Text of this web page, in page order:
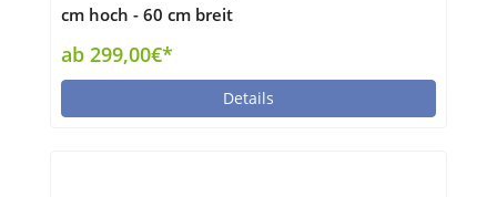
cm hoch - 60 cm breit
ab 299,00€*
Details